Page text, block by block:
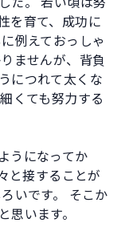
を育て、成功に
例えておっしゃ
ませんが、背負
につれて太くな
くても努力する
うになってか
と接することが
いです。 そこか
思います。